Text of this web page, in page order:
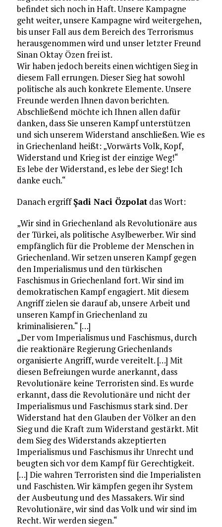
befindet sich noch in Haft. Unsere Kampagne
geht weiter, unsere Kampagne wird weitergehen,
bis unser Fall aus dem Bereich des Terrorismus
herausgenommen wird und unser letzter Freund
Sinan Oktay Özen frei ist.
Wir haben jedoch bereits einen wichtigen Sieg in
diesem Fall errungen. Dieser Sieg hat sowohl
politische als auch konkrete Elemente. Unsere
Freunde werden Ihnen davon berichten.
Abschließend möchte ich Ihnen allen dafür
danken, dass Sie unseren Kampf unterstützen
und sich unserem Widerstand anschließen. Wie es
in Griechenland heißt: „Vorwärts Volk, Kopf,
Widerstand und Krieg ist der einzige Weg!“
Es lebe der Widerstand, es lebe der Sieg! Ich
danke euch.“
Danach ergriffŞadi Naci Özpolatdas Wort:
„Wir sind in Griechenland als Revolutionäre aus
der Türkei, als politische Asylbewerber. Wir sind
empfänglich für die Probleme der Menschen in
Griechenland. Wir setzen unseren Kampf gegen
den Imperialismus und den türkischen
Faschismus in Griechenland fort. Wir sind im
demokratischen Kampf engagiert. Mit diesem
Angriff zielen sie darauf ab, unsere Arbeit und
unseren Kampf in Griechenland zu
kriminalisieren.“ […]
„Der vom Imperialismus und Faschismus, durch
die reaktionäre Regierung Griechenlands
organisierte Angriff, wurde vereitelt. […] Mit
diesen Befreiungen wurde anerkannt, dass
Revolutionäre keine Terroristen sind. Es wurde
erkannt, dass die Revolutionäre und nicht der
Imperialismus und Faschismus stark sind. Der
Widerstand hat den Glauben der Völker an den
Sieg und die Kraft zum Widerstand gestärkt. Mit
dem Sieg des Widerstands akzeptierten
Imperialismus und Faschismus ihr Unrecht und
beugten sich vor dem Kampf für Gerechtigkeit.
[…] Die wahren Terroristen sind die Imperialisten
und Faschisten. Wir kämpfen gegen ihr System
der Ausbeutung und des Massakers. Wir sind
Revolutionäre, wir sind das Volk und wir sind im
Recht. Wir werden siegen.“